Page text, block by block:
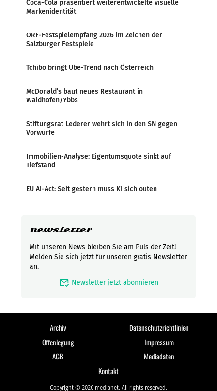
Coca-Cola präsentiert weiterentwickelte visuelle
Markenidentität
ORF-Festspielempfang 2026 im Zeichen der
Salzburger Festspiele
Tchibo bringt Ube-Trend nach Österreich
McDonald’s baut neues Restaurant in
Waidhofen/Ybbs
Stiftungsrat Lederer wehrt sich in den SN gegen
Vorwürfe
Immobilien-Analyse: Eigentumsquote sinkt auf
Tiefstand
EU AI-Act: Seit gestern muss KI sich outen
newsletter
Mit unseren News bleiben Sie am Puls der Zeit!
Melden Sie sich jetzt für unseren gratis Newsletter
an.
mark_email_read Newsletter jetzt abonnieren
Archiv
Datenschutzrichtlinien
Offenlegung
Impressum
AGB
Mediadaten
Kontakt
Copyright © 2026 medianet. All rights reserved.